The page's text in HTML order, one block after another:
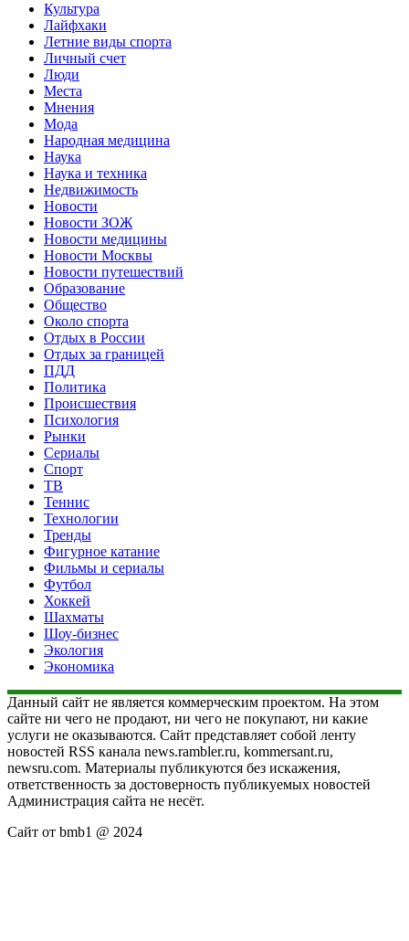
Культура
Лайфхаки
Летние виды спорта
Личный счет
Люди
Места
Мнения
Мода
Народная медицина
Наука
Наука и техника
Недвижимость
Новости
Новости ЗОЖ
Новости медицины
Новости Москвы
Новости путешествий
Образование
Общество
Около спорта
Отдых в России
Отдых за границей
ПДД
Политика
Происшествия
Психология
Рынки
Сериалы
Спорт
ТВ
Теннис
Технологии
Тренды
Фигурное катание
Фильмы и сериалы
Футбол
Хоккей
Шахматы
Шоу-бизнес
Экология
Экономика
Данный сайт не является коммерческим проектом. На этом
сайте ни чего не продают, ни чего не покупают, ни какие
услуги не оказываются. Сайт представляет собой ленту
новостей RSS канала news.rambler.ru, kommersant.ru,
newsru.com. Материалы публикуются без искажения,
ответственность за достоверность публикуемых новостей
Администрация сайта не несёт.
Сайт от bmb1 @ 2024